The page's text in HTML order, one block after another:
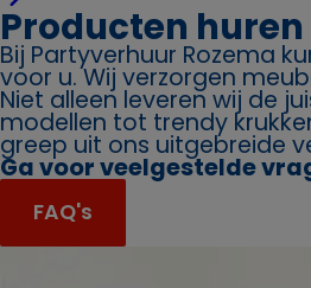
Producten huren
Bij Partyverhuur Rozema
voor u. Wij verzorgen
Niet alleen leveren wij de
modellen tot trendy
greep uit ons uitgebreide
Ga voor veelgestelde
FAQ's